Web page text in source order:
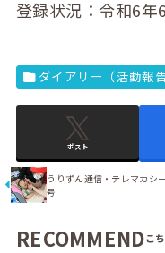
登録状況：令和6年
ダイアリー（活動報告
ポスト
うりずん通信・テレマカシ
号
RECOMMEND